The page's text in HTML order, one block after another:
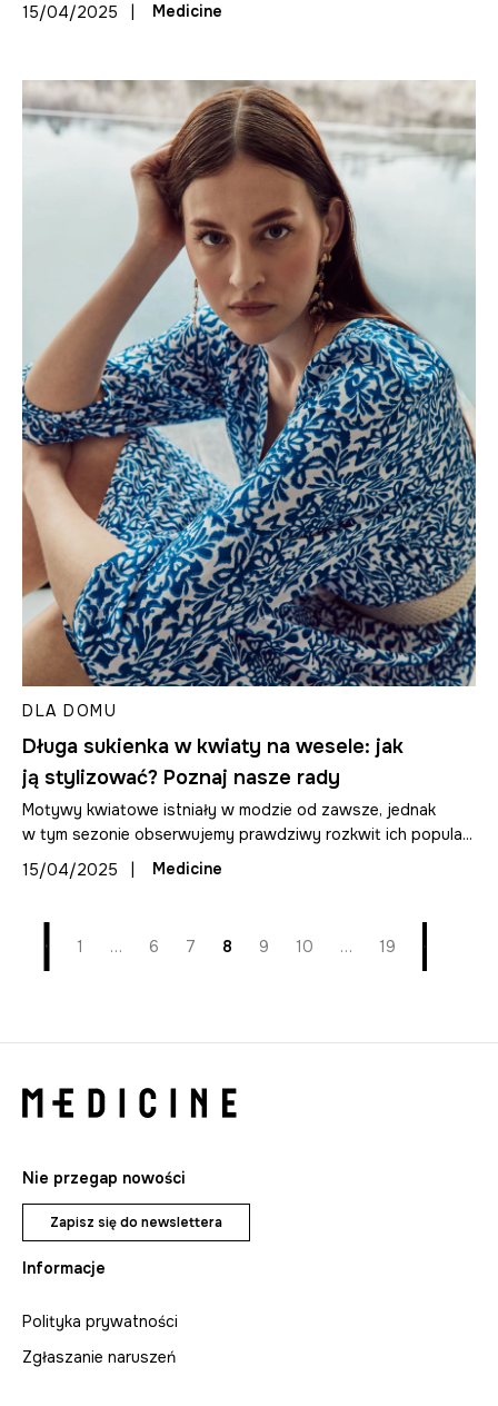
15/04/2025
| Medicine
DLA DOMU
Długa sukienka w kwiaty na wesele: jak
ją stylizować? Poznaj nasze rady
Motywy kwiatowe istniały w modzie od zawsze, jednak
w tym sezonie obserwujemy prawdziwy rozkwit ich popula...
15/04/2025
| Medicine
1 … 6 7 8 9 10 … 19
Nie przegap nowości
Zapisz się do newslettera
Informacje
Polityka prywatności
Zgłaszanie naruszeń